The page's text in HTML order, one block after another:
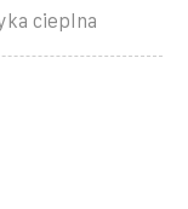
cieplna